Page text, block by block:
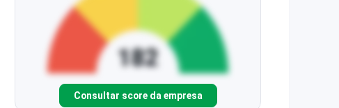
Consultar score da empresa